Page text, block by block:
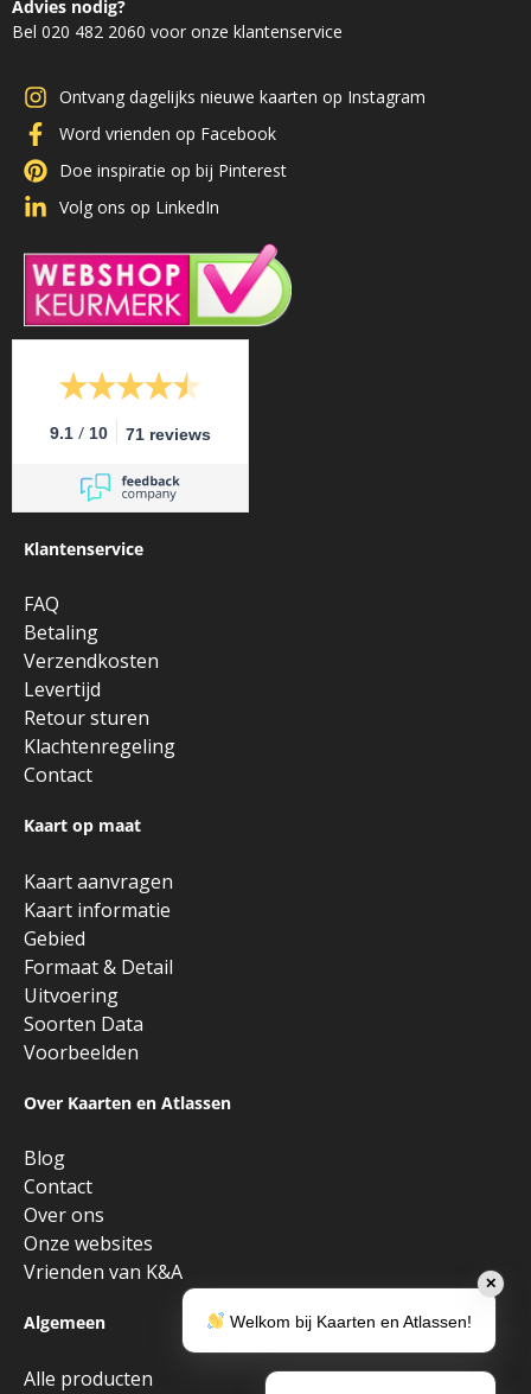
Advies nodig?
Bel 020 482 2060 voor onze klantenservice
Ontvang dagelijks nieuwe kaarten op Instagram
Word vrienden op Facebook
Doe inspiratie op bij Pinterest
Volg ons op LinkedIn
9.1 / 10 71 reviews
Klantenservice
FAQ
Betaling
Verzendkosten
Levertijd
Retour sturen
Klachtenregeling
Contact
Kaart op maat
Kaart aanvragen
Kaart informatie
Gebied
Formaat & Detail
Uitvoering
Soorten Data
Voorbeelden
Over Kaarten en Atlassen
Blog
Contact
Over ons
Onze websites
Vrienden van K&A
Algemeen
Alle producten
✕
Welkom bij Kaarten en Atlassen!